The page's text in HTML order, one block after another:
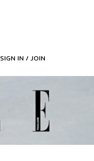
SIGN IN / JOIN